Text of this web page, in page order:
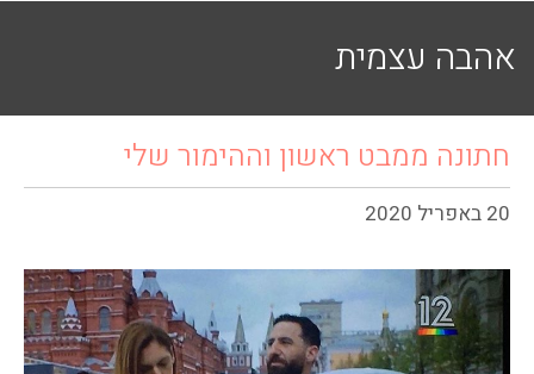
אהבה עצמית
חתונה ממבט ראשון וההימור שלי
20 באפריל 2020